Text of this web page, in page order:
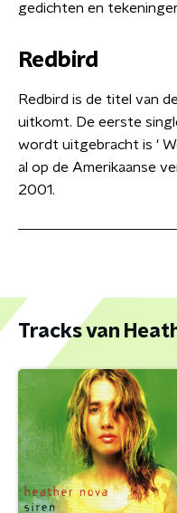
gedichten en
Redbird
Redbird is de titel van
uitkomt. De eerste
wordt uitgebracht is '
al op de Amerikaanse
2001.
Tracks van